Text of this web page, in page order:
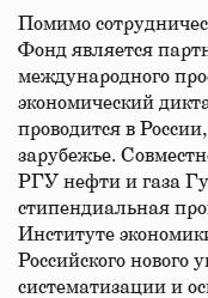
Помимо
Фонд является
международного
экономический
проводится в
зарубежье.
РГУ нефти и газа
стипендиальная
Институте
Российского нового
систематизации и